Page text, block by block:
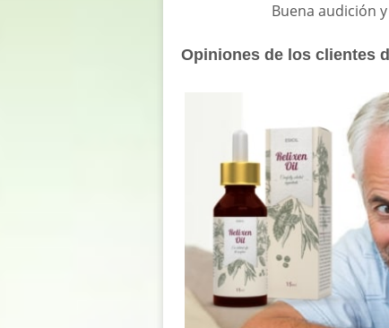
Buena audición y
Opiniones de los clientes